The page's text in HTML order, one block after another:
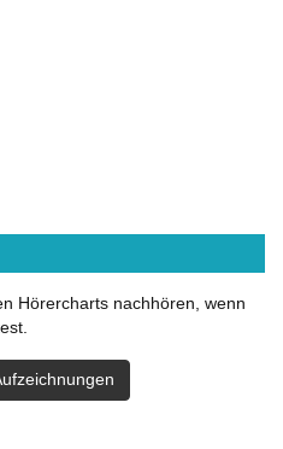
Hörercharts nachhören, wenn